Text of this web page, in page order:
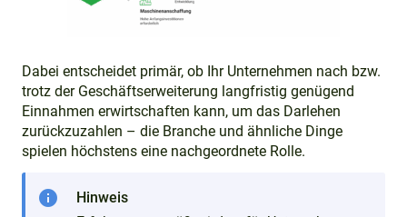
Dabei entscheidet primär, ob Ihr Unternehmen nach bzw.
trotz der Geschäftserweiterung langfristig genügend
Einnahmen erwirtschaften kann, um das Darlehen
zurückzuzahlen – die Branche und ähnliche Dinge
spielen höchstens eine nachgeordnete Rolle.
info
Hinweis